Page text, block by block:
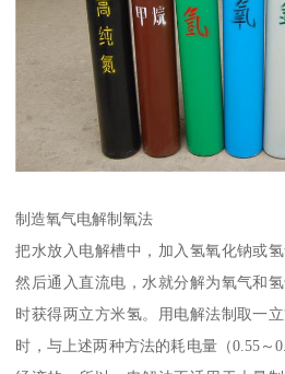
制造氧气电解制氧法
把水放入电解槽中，加入氢氧化钠或
然后通入直流电，水就分解为氧气和
时获得两立方米氢。用电解法制取一
时，与上述两种方法的耗电量（0.55～